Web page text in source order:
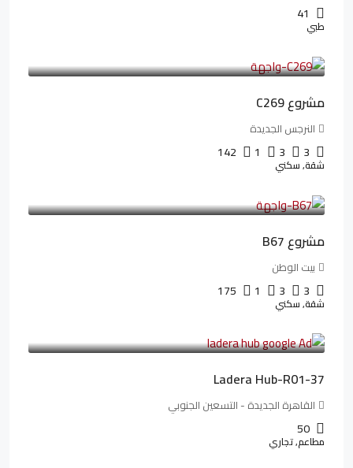
41
طبي
4,402,000LE
مشروع C269
النرجس الجديدة
3
3
1
142
شقة, سكني
4,550,000LE
مشروع B67
بيت الوطن
3
3
1
175
شقة, سكني
13,912,288LE
Ladera Hub-R01-37
القاهرة الجديدة - التسعين الجنوبي
50
مطاعم, تجاري
13,319,821LE